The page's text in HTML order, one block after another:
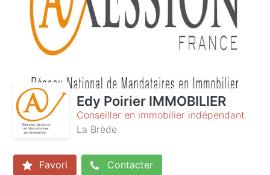
Edy Poirier IMMOBILIER
Conseiller en immobilier indépendant
La Brède
Favori Contacter